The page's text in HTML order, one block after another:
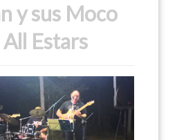
y sus Moco
Estars